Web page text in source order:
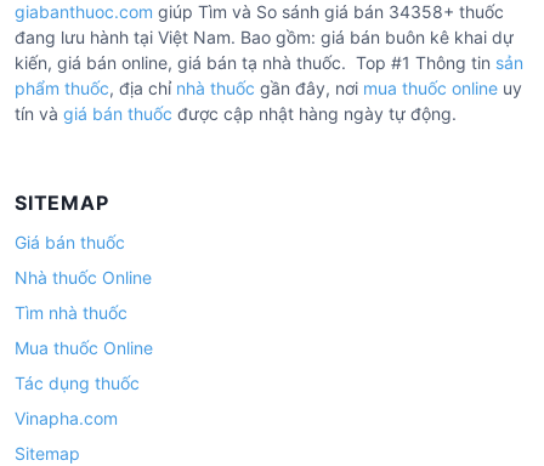
giabanthuoc.com giúp Tìm và So sánh giá bán 34358+ thuốc
đang lưu hành tại Việt Nam. Bao gồm: giá bán buôn kê khai dự
kiến, giá bán online, giá bán tạ nhà thuốc. Top #1 Thông tin sản
phẩm thuốc, địa chỉ nhà thuốc gần đây, nơi mua thuốc online uy
tín và giá bán thuốc được cập nhật hàng ngày tự động.
SITEMAP
Giá bán thuốc
Nhà thuốc Online
Tìm nhà thuốc
Mua thuốc Online
Tác dụng thuốc
Vinapha.com
Sitemap